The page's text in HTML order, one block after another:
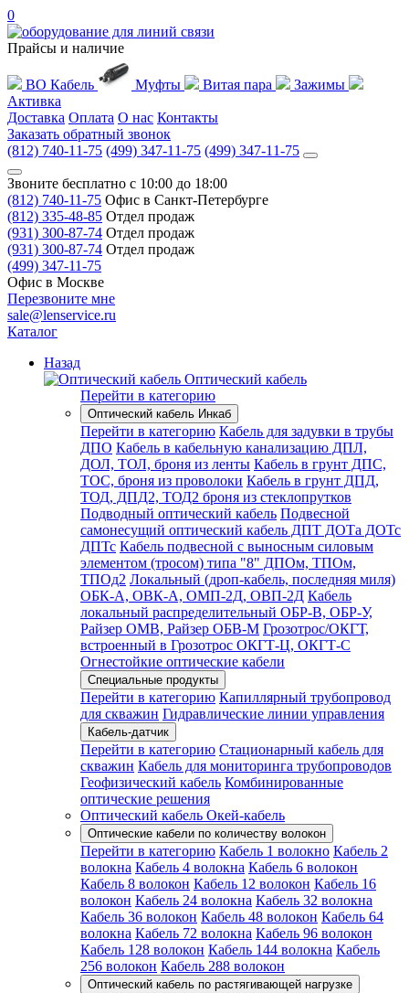
0
Прайсы и наличие
ВО Кабель Муфты Витая пара
Зажимы
Активка
Доставка Оплата О нас Контакты
Заказать обратный звонок
(812) 740-11-75 (499) 347-11-75 (499) 347-11-75
Звоните бесплатно с 10:00 до 18:00
(812) 740-11-75 Офис в Санкт-Петербурге
(812) 335-48-85 Отдел продаж
(931) 300-87-74 Отдел продаж
(931) 300-87-74 Отдел продаж
(499) 347-11-75
Офис в Москве
Перезвоните мне
sale@lenservice.ru
Каталог
Назад
Оптический кабель
Перейти в категорию
Оптический кабель Инкаб
Перейти в категорию Кабель для задувки в трубы
ДПО Кабель в кабельную канализацию ДПЛ,
ДОЛ, ТОЛ, броня из ленты Кабель в грунт ДПС,
ТОС, броня из проволоки Кабель в грунт ДПД,
ТОД, ДПД2, ТОД2 броня из стеклопрутков
Подводный оптический кабель Подвесной
самонесущий оптический кабель ДПТ ДОТа ДОТс
ДПТс Кабель подвесной с выносным силовым
элементом (тросом) типа "8" ДПОм, ТПОм,
ТПОд2 Локальный (дроп-кабель, последняя миля)
ОБК-А, ОВК-А, ОМП-2Д, ОВП-2Д Кабель
локальный распределительный ОБР-В, ОБР-У,
Райзер ОМВ, Райзер ОБВ-М Грозотрос/ОКГТ,
встроенный в Грозотрос ОКГТ-Ц, ОКГТ-С
Огнестойкие оптические кабели
Специальные продукты
Перейти в категорию Капиллярный трубопровод
для скважин Гидравлические линии управления
Кабель-датчик
Перейти в категорию Стационарный кабель для
скважин Кабель для мониторинга трубопроводов
Геофизический кабель Комбинированные
оптические решения
Оптический кабель Окей-кабель
Оптические кабели по количеству волокон
Перейти в категорию Кабель 1 волокно Кабель 2
волокна Кабель 4 волокна Кабель 6 волокон
Кабель 8 волокон Кабель 12 волокон Кабель 16
волокон Кабель 24 волокна Кабель 32 волокна
Кабель 36 волокон Кабель 48 волокон Кабель 64
волокна Кабель 72 волокна Кабель 96 волокон
Кабель 128 волокон Кабель 144 волокна Кабель
256 волокон Кабель 288 волокон
Оптический кабель по растягивающей нагрузке